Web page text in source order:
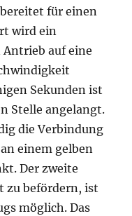
für einen
wird ein
Antrieb auf eine
Sekunden ist
Stelle angelangt.
die Verbindung
einem gelben
Der zweite
zu befördern, ist
möglich. Das